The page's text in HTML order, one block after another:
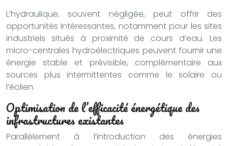
L’hydraulique, souvent négligée, peut offrir des
opportunités intéressantes, notamment pour les sites
industriels situés à proximité de cours d’eau. Les
micro-centrales hydroélectriques peuvent fournir une
énergie stable et prévisible, complémentaire aux
sources plus intermittentes comme le solaire ou
l’éolien.
Optimisation de l’efficacité énergétique des
infrastructures existantes
Parallèlement à l’introduction des énergies